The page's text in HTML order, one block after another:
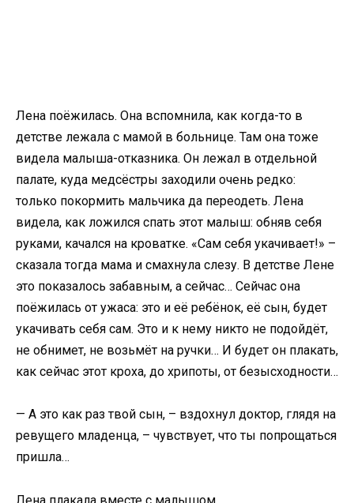
Лена поёжилась. Она вспомнила, как когда-то в
детстве лежала с мамой в больнице. Там она тоже
видела малыша-отказника. Он лежал в отдельной
палате, куда медсёстры заходили очень редко:
только покормить мальчика да переодеть. Лена
видела, как ложился спать этот малыш: обняв себя
руками, качался на кроватке. «Сам себя укачивает!» –
сказала тогда мама и смахнула слезу. В детстве Лене
это показалось забавным, а сейчас… Сейчас она
поёжилась от ужаса: это и её ребёнок, её сын, будет
укачивать себя сам. Это и к нему никто не подойдёт,
не обнимет, не возьмёт на ручки… И будет он плакать,
как сейчас этот кроха, до хрипоты, от безысходности…
— А это как раз твой сын, – вздохнул доктор, глядя на
ревущего младенца, – чувствует, что ты попрощаться
пришла…
Лена плакала вместе с малышом.